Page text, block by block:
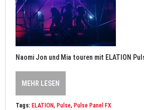
Naomi Jon und Mia touren mit ELATION
MEHR LESEN
Tags: ELATION, Pulse, Pulse Panel FX